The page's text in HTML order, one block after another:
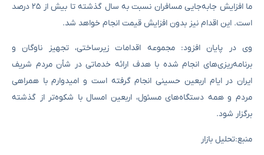
ما افزایش جابه‌جایی مسافران نسبت به سال گذشته تا بیش از ۲۵ درصد
است. این اقدام نیز بدون افزایش قیمت انجام خواهد شد.
وی در پایان افزود: مجموعه اقدامات زیرساختی، تجهیز ناوگان و
برنامه‌ریزی‌های انجام شده با هدف ارائه خدماتی در شأن مردم شریف
ایران در ایام اربعین حسینی انجام گرفته است و امیدوارم با همراهی
مردم و همه دستگاه‌های مسئول، اربعین امسال با شکوه‌تر از گذشته
برگزار شود.
منبع:تحلیل بازار